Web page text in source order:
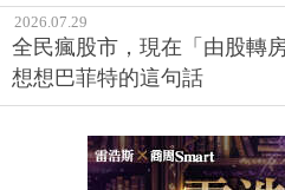
2026.07.29
全民瘋股市，現在「由股轉
想想巴菲特的這句話